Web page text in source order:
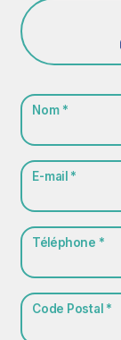
Nom *
E-mail *
Téléphone *
Code Postal *